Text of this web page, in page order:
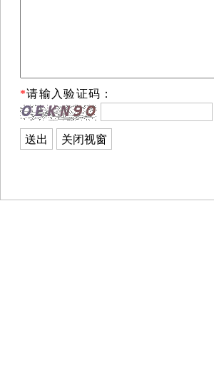
*请输入验证码：